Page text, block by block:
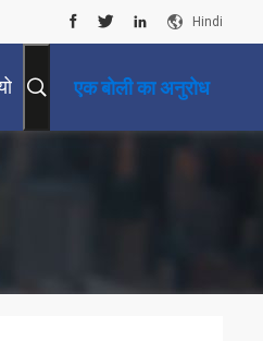
Hindi
एक बोली का अनुरोध